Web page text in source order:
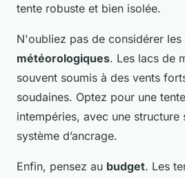
tente robuste et bien isolée.
N'oubliez pas de considérer les
météorologiques. Les lacs de
souvent soumis à des vents
soudaines. Optez pour une
intempéries, avec une structure
système d’ancrage.
Enfin, pensez au budget. Les